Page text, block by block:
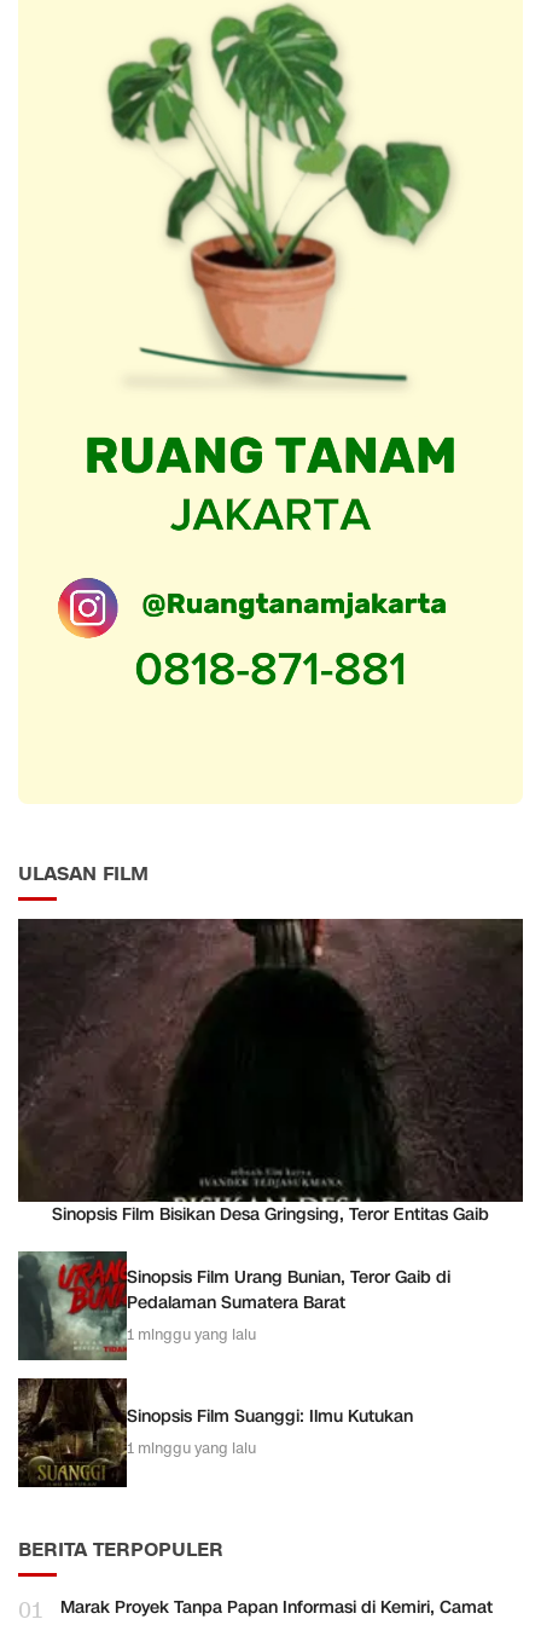
ULASAN FILM
Sinopsis Film Bisikan Desa Gringsing, Teror Entitas Gaib
Sinopsis Film Urang Bunian, Teror Gaib di
Pedalaman Sumatera Barat
1 minggu yang lalu
Sinopsis Film Suanggi: Ilmu Kutukan
1 minggu yang lalu
BERITA TERPOPULER
01
Marak Proyek Tanpa Papan Informasi di Kemiri, Camat